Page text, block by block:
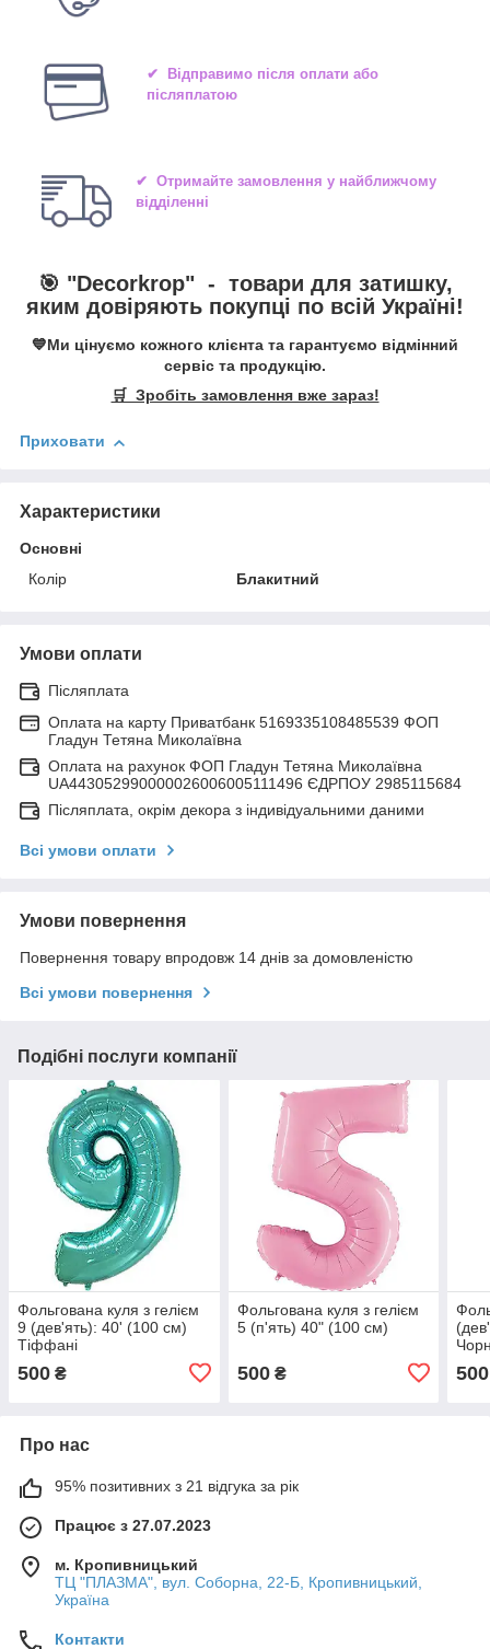
✔ Відправимо після оплати або
післяплатою
✔ Отримайте замовлення у найближчому
відділенні
🎯 "Decorkrop" - товари для затишку,
яким довіряють покупці по всій Україні!
💙Ми цінуємо кожного клієнта та гарантуємо відмінний
сервіс та продукцію.
🛒 Зробіть замовлення вже зараз!
Приховати
Характеристики
Основні
Колір
Блакитний
Умови оплати
Післяплата
Оплата на карту Приватбанк 5169335108485539 ФОП
Гладун Тетяна Миколаївна
Оплата на рахунок ФОП Гладун Тетяна Миколаївна
UA443052990000026006005111496 ЄДРПОУ 2985115684
Післяплата, окрім декора з індивідуальними даними
Всі умови оплати
Умови повернення
Повернення товару впродовж 14 днів за домовленістю
Всі умови повернення
Подібні послуги компанії
Фольгована куля з гелієм
9 (дев'ять): 40' (100 см)
Тіффані
500 ₴
Фольгована куля з гелієм
5 (п'ять) 40" (100 см)
500₴ 500
Про нас
95% позитивних з 21 відгука за рік
Працює з 27.07.2023
м. Кропивницький
ТЦ "ПЛАЗМА", вул. Соборна, 22-Б, Кропивницький,
Україна
Контакти